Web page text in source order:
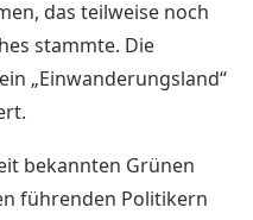
das teilweise noch
stammte. Die
„Einwanderungsland“
bekannten Grünen
führenden Politikern